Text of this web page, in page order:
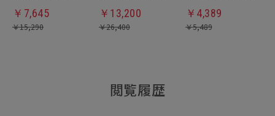
￥ 7,645
￥15,290
￥ 13,200
￥26,400
￥ 4,389
￥5,489
閲覧履歴